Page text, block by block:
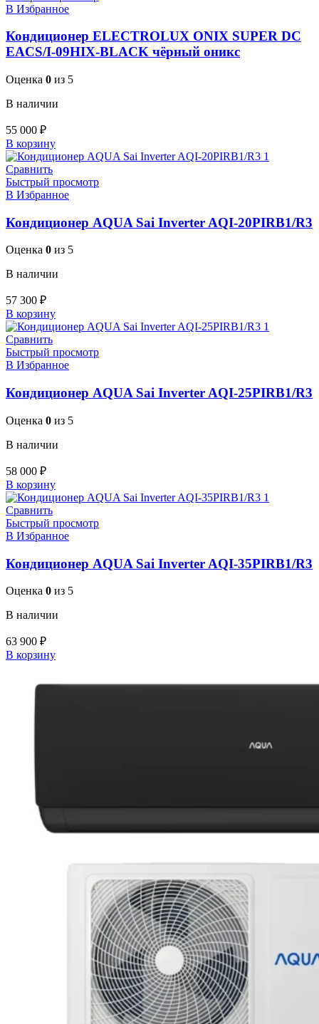
В Избранное
Кондиционер ELECTROLUX ONIX SUPER DC
EACS/I-09HIX-BLACK чёрный оникс
Оценка 0 из 5
В наличии
55 000 ₽
В корзину
Сравнить
Быстрый просмотр
В Избранное
Кондиционер AQUA Sai Inverter AQI-20PIRB1/R3
Оценка 0 из 5
В наличии
57 300 ₽
В корзину
Сравнить
Быстрый просмотр
В Избранное
Кондиционер AQUA Sai Inverter AQI-25PIRB1/R3
Оценка 0 из 5
В наличии
58 000 ₽
В корзину
Сравнить
Быстрый просмотр
В Избранное
Кондиционер AQUA Sai Inverter AQI-35PIRB1/R3
Оценка 0 из 5
В наличии
63 900 ₽
В корзину